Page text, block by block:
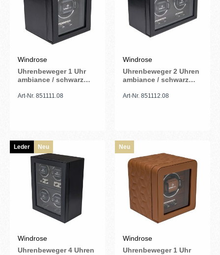
Windrose
Uhrenbeweger 1 Uhr
ambiance / schwarz
Art-Nr. 851111.08
Windrose
Uhrenbeweger 2 Uhren
ambiance / schwarz
Art-Nr. 851112.08
Leder Neu
Windrose
Uhrenbeweger 4 Uhren
Neu
Windrose
Uhrenbeweger 1 Uhr